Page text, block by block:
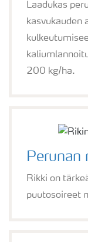
Laadukas
kasvukauden
200 kg/ha.
Perunan
Rikki on
puutosoireet